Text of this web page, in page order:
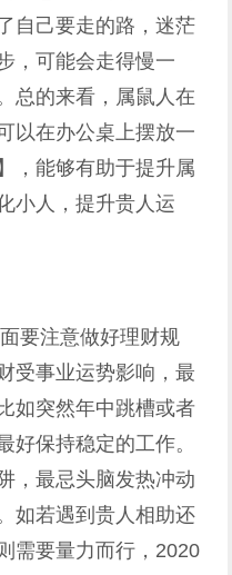
自己要走的路，迷茫
，可能会走得慢一
总的来看，属鼠人在
以在办公桌上摆放一
，能够有助于提升属
小人，提升贵人运
要注意做好理财规
受事业运势影响，最
如突然年中跳槽或者
好保持稳定的工作。
，最忌头脑发热冲动
如若遇到贵人相助还
需要量力而行，2020